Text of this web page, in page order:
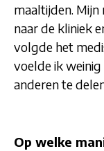
maaltijden.
naar de kliniek
volgde het
voelde ik
anderen te
Op welke